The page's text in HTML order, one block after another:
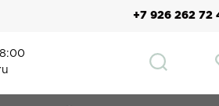
+7 926 262 72